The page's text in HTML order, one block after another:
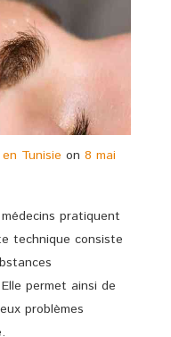
Tunisie on 8 mai
pratiquent
technique consiste
permet ainsi de
problèmes